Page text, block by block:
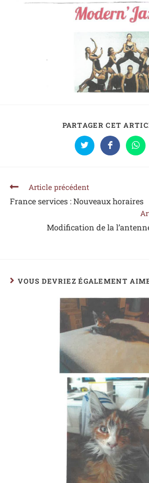
PARTAGER CET
Article précédent
France services : Nouveaux horaires
Modification de la
VOUS DEVRIEZ ÉGALEMENT